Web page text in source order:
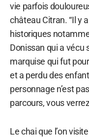
vie parfois
château Citran. “Il y
historiques
Donissan qui a vécu
marquise qui fut
et a perdu des
personnage n’est
parcours, vous
Le chai que l’on